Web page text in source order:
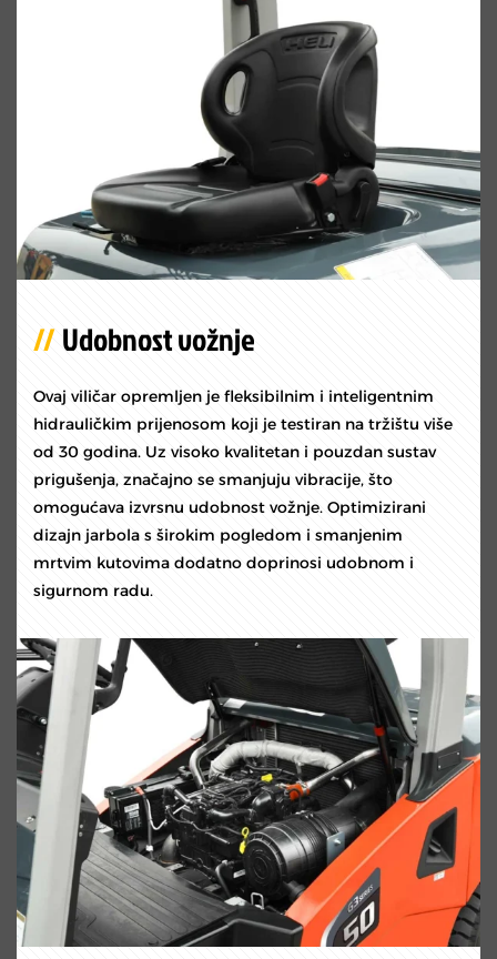
Udobnost vožnje
Ovaj viličar opremljen je fleksibilnim i inteligentnim
hidrauličkim prijenosom koji je testiran na tržištu više
od 30 godina. Uz visoko kvalitetan i pouzdan sustav
prigušenja, značajno se smanjuju vibracije, što
omogućava izvrsnu udobnost vožnje. Optimizirani
dizajn jarbola s širokim pogledom i smanjenim
mrtvim kutovima dodatno doprinosi udobnom i
sigurnom radu.